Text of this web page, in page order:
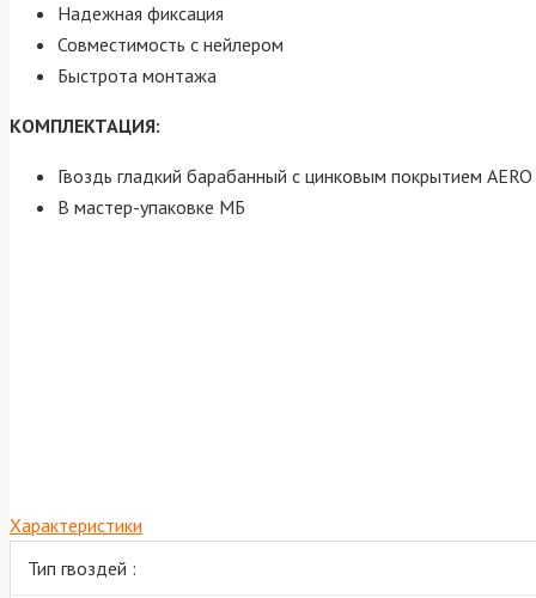
Надежная фиксация
Совместимость с нейлером
Быстрота монтажа
КОМПЛЕКТАЦИЯ:
Гвоздь гладкий барабанный с цинковым покрытием
В мастер-упаковке МБ
Характеристики
Тип гвоздей :